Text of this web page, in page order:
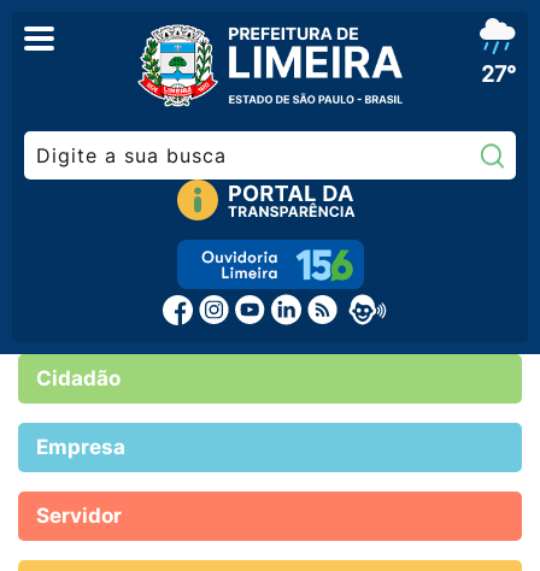
27°
Cidadão
Empresa
Servidor